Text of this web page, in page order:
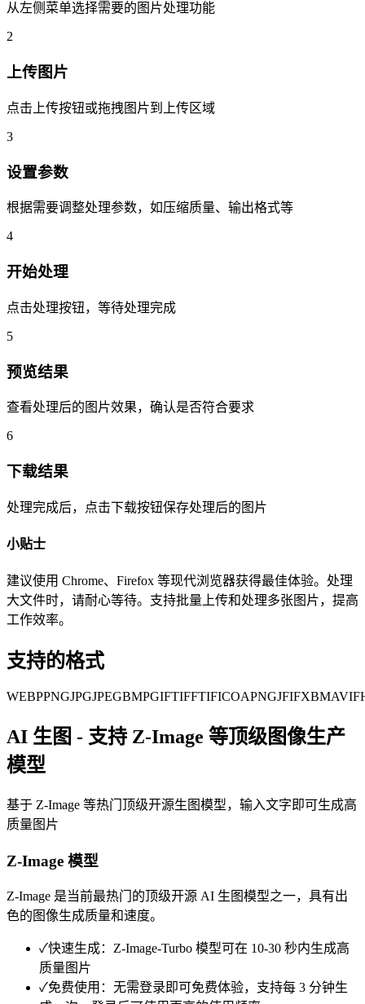
从左侧菜单选择需要的图片处理功能
2
上传图片
点击上传按钮或拖拽图片到上传区域
3
设置参数
根据需要调整处理参数，如压缩质量、输出格式等
4
开始处理
点击处理按钮，等待处理完成
5
预览结果
查看处理后的图片效果，确认是否符合要求
6
下载结果
处理完成后，点击下载按钮保存处理后的图片
小贴士
建议使用 Chrome、Firefox 等现代浏览器获得最佳体验。处理
大文件时，请耐心等待。支持批量上传和处理多张图片，提高
工作效率。
支持的格式
WEBPPNGJPGJPEGBMPGIFTIFFTIFICOAPNGJFIFXBMAVIF
AI 生图 - 支持 Z-Image 等顶级图像生产
模型
基于 Z-Image 等热门顶级开源生图模型，输入文字即可生成高
质量图片
Z-Image 模型
Z-Image 是当前最热门的顶级开源 AI 生图模型之一，具有出
色的图像生成质量和速度。
✓快速生成：Z-Image-Turbo 模型可在 10-30 秒内生成高
质量图片
✓免费使用：无需登录即可免费体验，支持每 3 分钟生